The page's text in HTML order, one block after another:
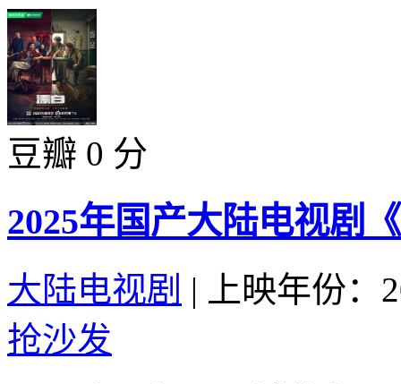
豆瓣 0 分
2025年国产大陆电视剧
大陆电视剧 |
上映年份：
抢沙发